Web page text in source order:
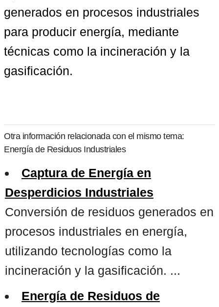
generados en procesos industriales
para producir energía, mediante
técnicas como la incineración y la
gasificación.
Otra información relacionada con el mismo tema:
Energía de Residuos Industriales
Captura de Energía en
Desperdicios Industriales
Conversión de residuos generados en
procesos industriales en energía,
utilizando tecnologías como la
incineración y la gasificación. ...
Energía de Residuos de